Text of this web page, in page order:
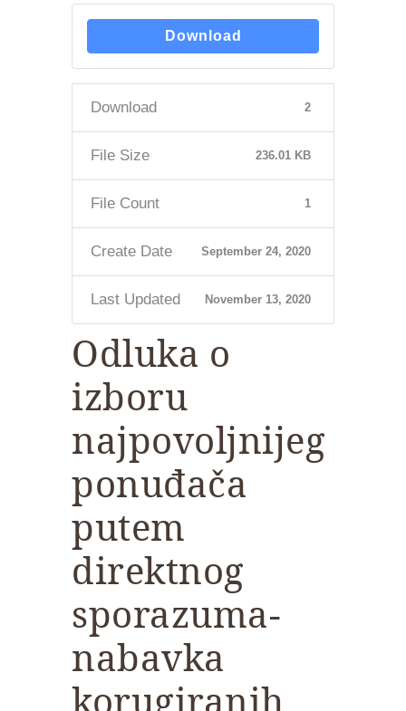
Download
Download 2
File Size 236.01 KB
File Count 1
Create Date September 24, 2020
Last Updated November 13, 2020
Odluka o
izboru
najpovoljnijeg
ponuđača
putem
direktnog
sporazuma-
nabavka
korugiranih